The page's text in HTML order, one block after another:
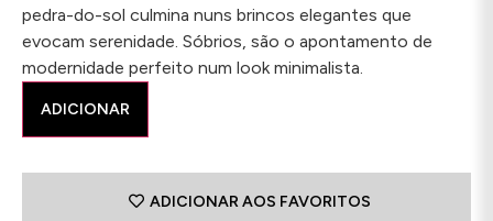
pedra-do-sol culmina nuns brincos elegantes que
evocam serenidade. Sóbrios, são o apontamento de
modernidade perfeito num look minimalista.
ADICIONAR
ADICIONAR AOS FAVORITOS